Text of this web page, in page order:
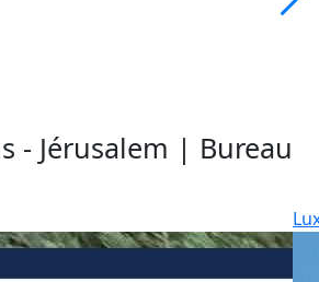
- Jérusalem | Bureau